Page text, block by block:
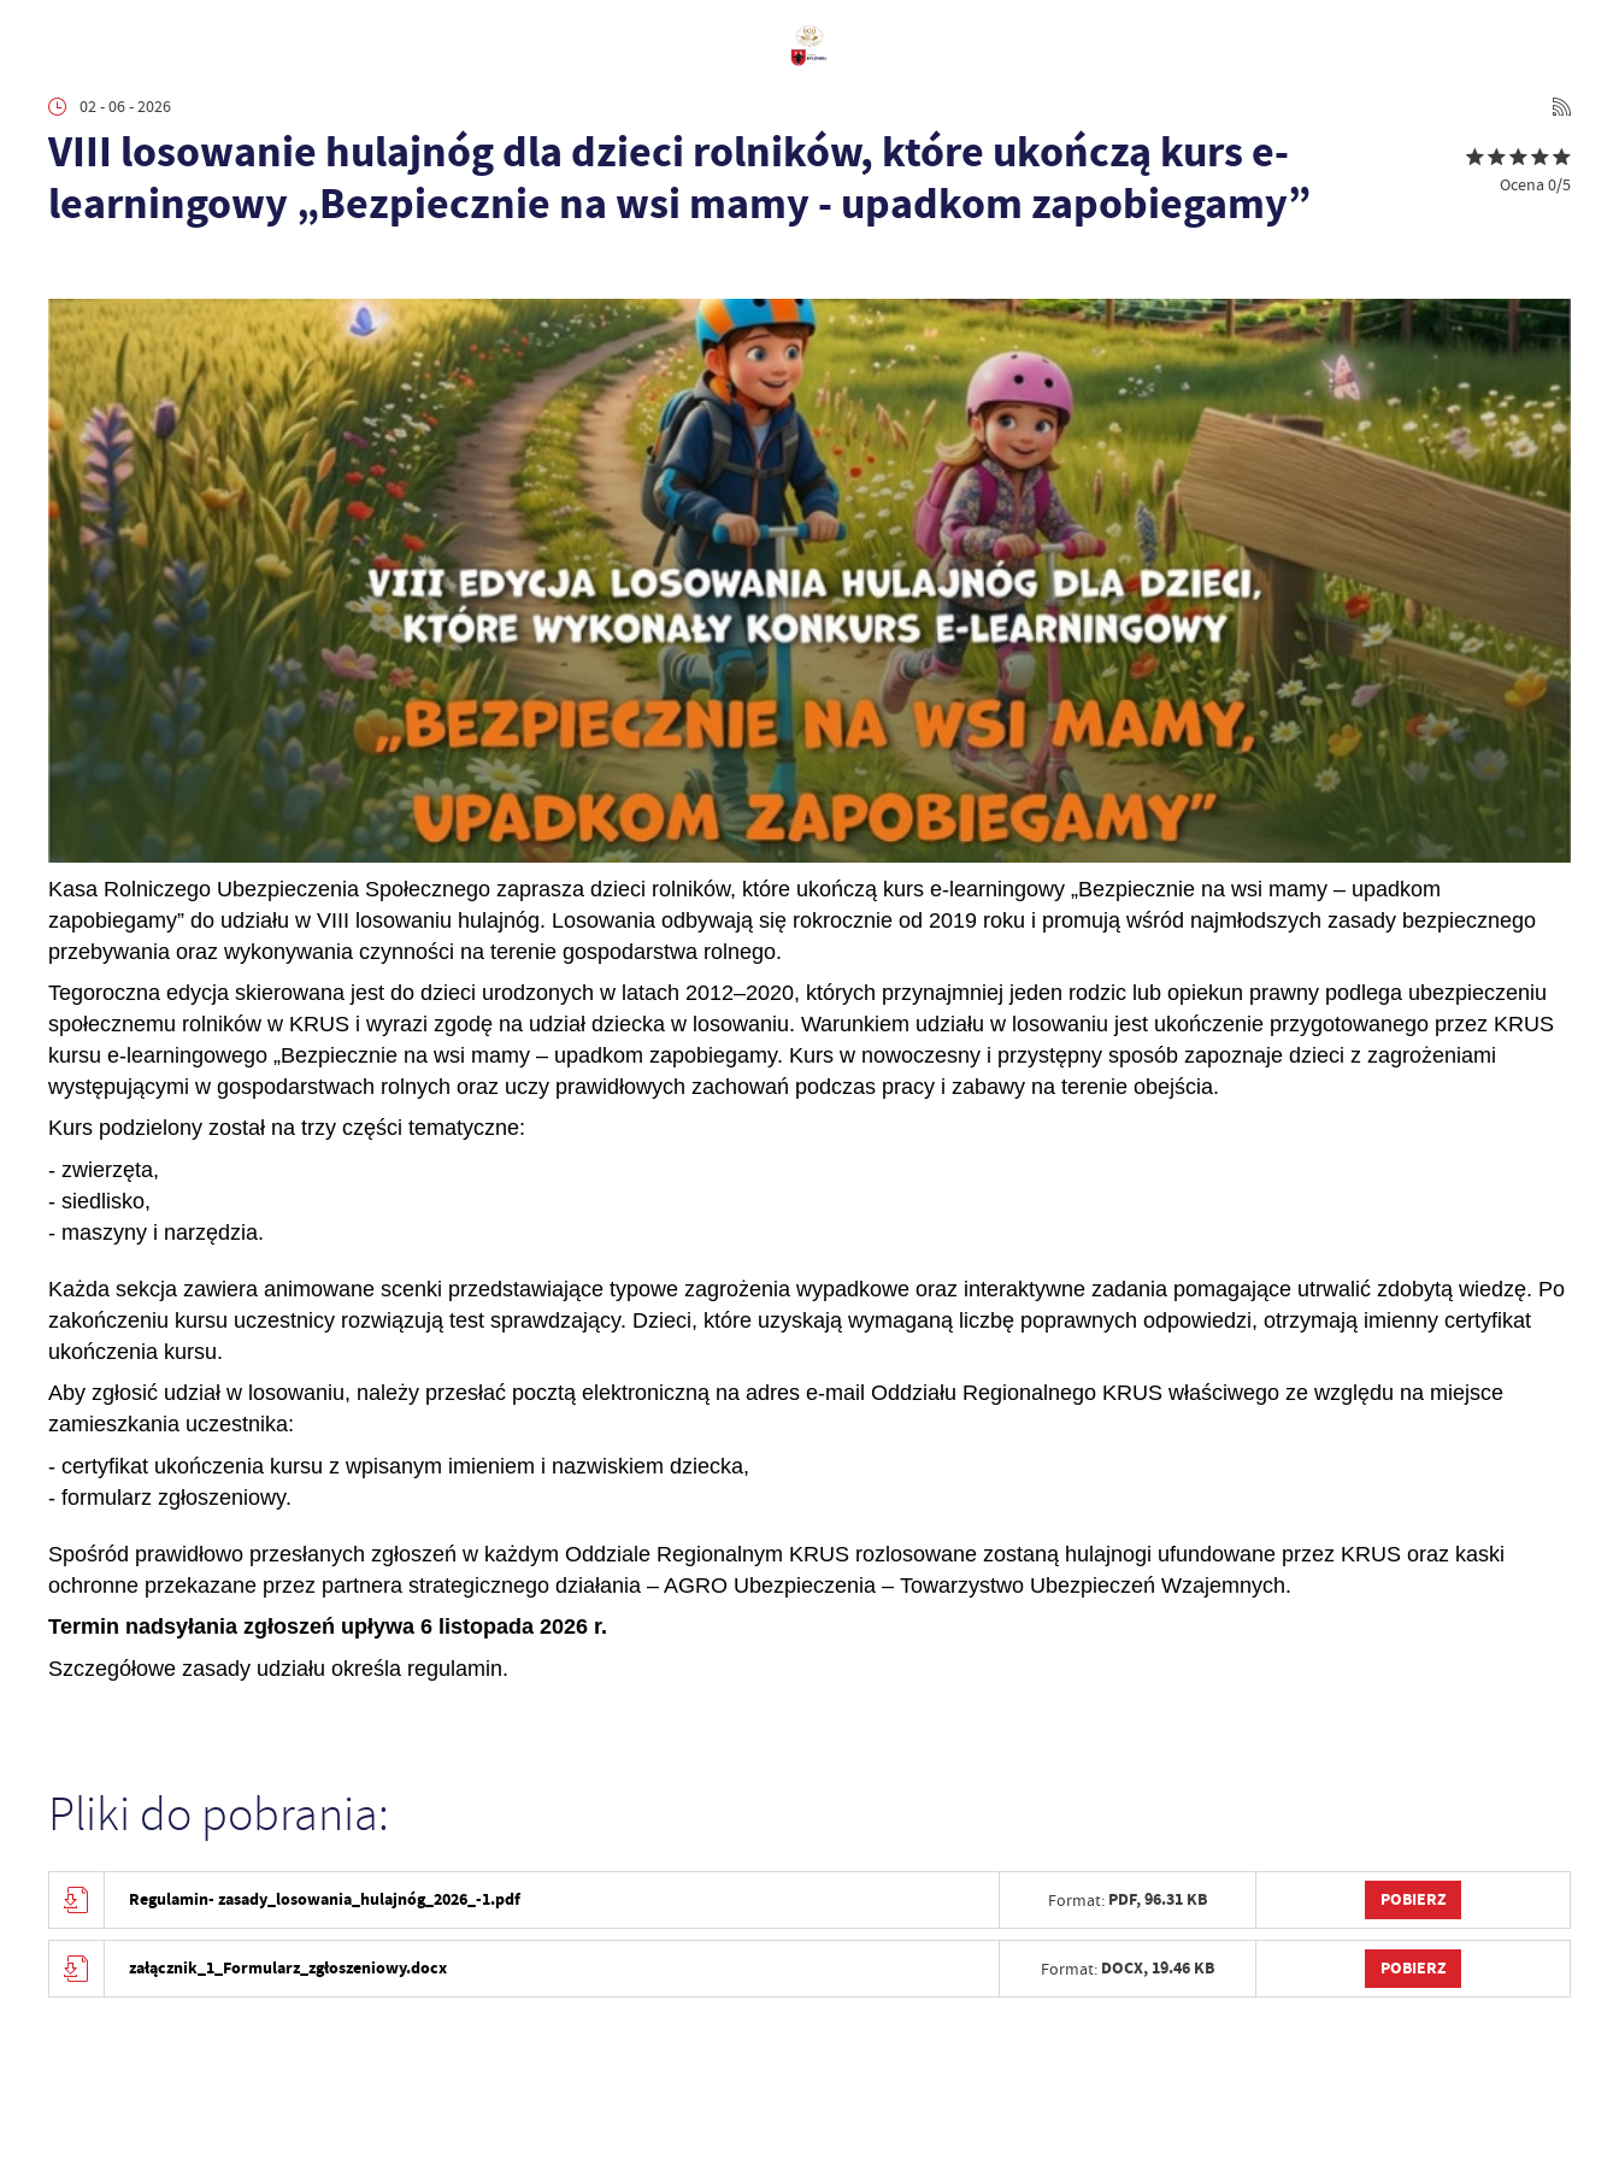
02 - 06 - 2026
VIII losowanie hulajnóg dla dzieci rolników, które ukończą kurs e-
learningowy „Bezpiecznie na wsi mamy - upadkom zapobiegamy”
Ocena 0/5
Kasa Rolniczego Ubezpieczenia Społecznego zaprasza dzieci rolników, które ukończą kurs e-learningowy „Bezpiecznie na wsi mamy – upadkom
zapobiegamy” do udziału w VIII losowaniu hulajnóg. Losowania odbywają się rokrocznie od 2019 roku i promują wśród najmłodszych zasady bezpiecznego
przebywania oraz wykonywania czynności na terenie gospodarstwa rolnego.
Tegoroczna edycja skierowana jest do dzieci urodzonych w latach 2012–2020, których przynajmniej jeden rodzic lub opiekun prawny podlega ubezpieczeniu
społecznemu rolników w KRUS i wyrazi zgodę na udział dziecka w losowaniu. Warunkiem udziału w losowaniu jest ukończenie przygotowanego przez KRUS
kursu e-learningowego „Bezpiecznie na wsi mamy – upadkom zapobiegamy. Kurs w nowoczesny i przystępny sposób zapoznaje dzieci z zagrożeniami
występującymi w gospodarstwach rolnych oraz uczy prawidłowych zachowań podczas pracy i zabawy na terenie obejścia.
Kurs podzielony został na trzy części tematyczne:
- zwierzęta,
- siedlisko,
- maszyny i narzędzia.
Każda sekcja zawiera animowane scenki przedstawiające typowe zagrożenia wypadkowe oraz interaktywne zadania pomagające utrwalić zdobytą wiedzę. Po
zakończeniu kursu uczestnicy rozwiązują test sprawdzający. Dzieci, które uzyskają wymaganą liczbę poprawnych odpowiedzi, otrzymają imienny certyfikat
ukończenia kursu.
Aby zgłosić udział w losowaniu, należy przesłać pocztą elektroniczną na adres e-mail Oddziału Regionalnego KRUS właściwego ze względu na miejsce
zamieszkania uczestnika:
- certyfikat ukończenia kursu z wpisanym imieniem i nazwiskiem dziecka,
- formularz zgłoszeniowy.
Spośród prawidłowo przesłanych zgłoszeń w każdym Oddziale Regionalnym KRUS rozlosowane zostaną hulajnogi ufundowane przez KRUS oraz kaski
ochronne przekazane przez partnera strategicznego działania – AGRO Ubezpieczenia – Towarzystwo Ubezpieczeń Wzajemnych.
Termin nadsyłania zgłoszeń upływa 6 listopada 2026 r.
Szczegółowe zasady udziału określa regulamin.
Pliki do pobrania:
Regulamin- zasady_losowania_hulajnóg_2026_-1.pdf Format: PDF,96.31 KB POBIERZ
załącznik_1_Formularz_zgłoszeniowy.docx Format: DOCX, 19.46 KB POBIERZ